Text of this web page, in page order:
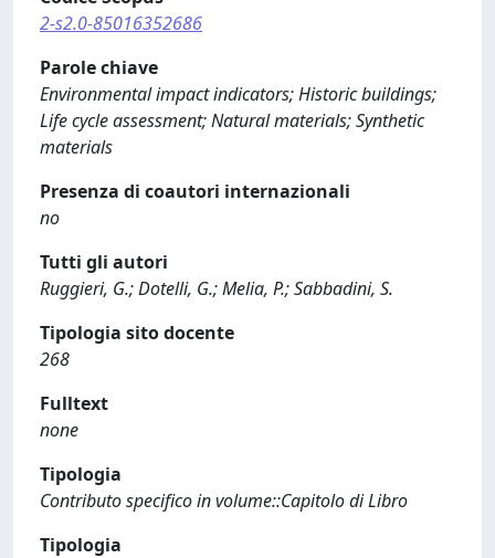
2-s2.0-85016352686
Parole chiave
Environmental impact indicators; Historic buildings;
Life cycle assessment; Natural materials; Synthetic
materials
Presenza di coautori internazionali
no
Tutti gli autori
Ruggieri, G.; Dotelli, G.; Melia, P.; Sabbadini, S.
Tipologia sito docente
268
Fulltext
none
Tipologia
Contributo specifico in volume::Capitolo di Libro
Tipologia